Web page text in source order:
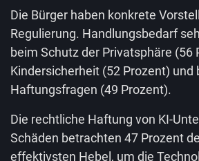
Die Bürger haben konkrete
Regulierung. Handlungsbedarf
beim Schutz der Privatsphäre (56
Kindersicherheit (52 Prozent) und
Haftungsfragen (49 Prozent).
Die rechtliche Haftung von KI-
Schäden betrachten 47 Prozent
effektivsten Hebel, um die